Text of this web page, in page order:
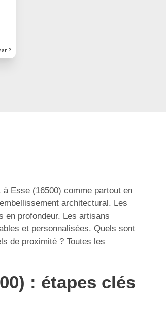
?
Esse (16500) comme partout en
architectural. Les
en profondeur. Les artisans
et personnalisées. Quels sont
de proximité ? Toutes les
: étapes clés